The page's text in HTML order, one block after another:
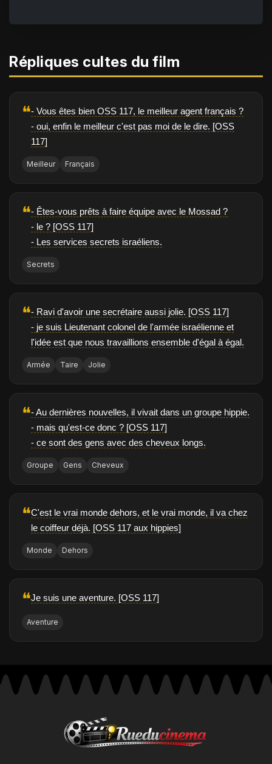
Répliques cultes du film
❝- Vous êtes bien OSS 117, le meilleur agent français ?
- oui, enfin le meilleur c'est pas moi de le dire. [OSS
117]
Meilleur Français
❝- Êtes-vous prêts à faire équipe avec le Mossad ?
- le ? [OSS 117]
- Les services secrets israéliens.
Secrets
❝- Ravi d'avoir une secrétaire aussi jolie. [OSS 117]
- je suis Lieutenant colonel de l'armée israélienne et
l'idée est que nous travaillions ensemble d'égal à égal.
Armée Taire Jolie
❝- Au dernières nouvelles, il vivait dans un groupe hippie.
- mais qu'est-ce donc ? [OSS 117]
- ce sont des gens avec des cheveux longs.
Groupe Gens Cheveux
❝C'est le vrai monde dehors, et le vrai monde, il va chez
le coiffeur déjà. [OSS 117 aux hippies]
Monde Dehors
❝Je suis une aventure. [OSS 117]
Aventure